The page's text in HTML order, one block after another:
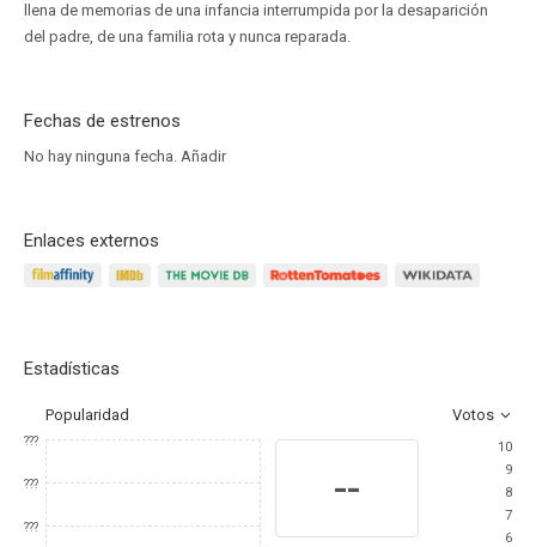
llena de memorias de una infancia interrumpida por la desaparición
del padre, de una familia rota y nunca reparada.
Fechas de estrenos
No hay ninguna fecha. Añadir
Enlaces externos
Estadísticas
Popularidad Votos
???
???
???
--
10
9
8
7
6